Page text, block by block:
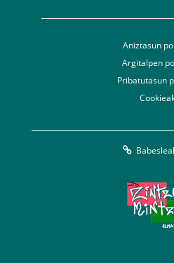
Aniztasun
Argitalpen
Pribatutasun